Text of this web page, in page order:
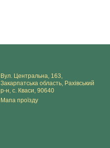
Вул. Центральна, 163,
Закарпатська область, Рахівський
р-н, с. Кваси, 90640
Мапа проїзду